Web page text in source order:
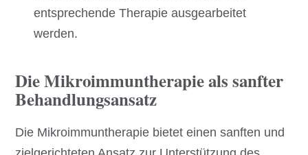
entsprechende Therapie ausgearbeitet
werden.
Die Mikroimmuntherapie als sanfter
Behandlungsansatz
Die Mikroimmuntherapie bietet einen sanften und